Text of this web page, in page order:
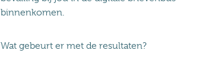
binnenkomen.
Wat gebeurt er met de resultaten?